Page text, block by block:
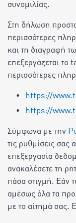
συνομιλίας.
Στη δήλωση
περισσότερες
και τη διαγραφή
επεξεργάζεται το
περισσότερες
https://
https://
Σύμφωνα με την
τις ρυθμίσεις σας
επεξεργασία
ανακαλέσετε τη
πάσα στιγμή. Εάν
αμέσως όλα τα
με το αίτημά σας.